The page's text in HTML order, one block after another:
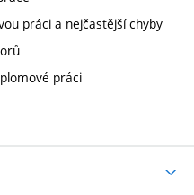
práci a nejčastější chyby
práci